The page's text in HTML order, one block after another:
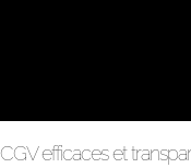
efficaces et